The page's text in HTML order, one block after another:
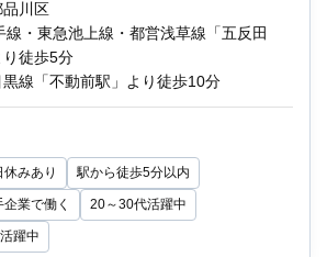
ート、障害発生の一次切り分け、エスカ
ン、インシデント対応
製品に関する業者への問い合わせ
定の調整、変更
に夜勤シフトはありませんが、現場が24
日体制で稼働しているため、
ーターチームから夜間にインシデントの
川区
線・東急池上線・都営浅草線「五反田
徒歩5分
線「不動前駅」より徒歩10分
休みあり 駅から徒歩5分以内
企業で働く 20～30代活躍中
躍中